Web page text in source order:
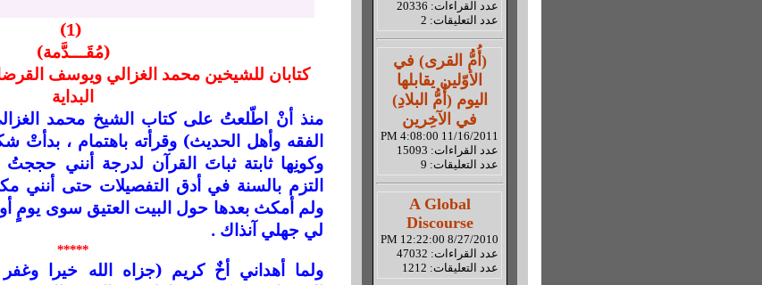
عدد القراءات: 20336
عدد التعليقات: 2
(أُمُّ القرى) في
الأوّلين يقابلها
اليوم (أُمُّ البلادِ)
في الآخِرين
11/16/2011 4:08:00 PM
عدد القراءات: 15093
عدد التعليقات: 9
A Global
Discourse
8/27/2010 12:22:00 PM
عدد القراءات: 47032
عدد التعليقات: 1212
(1)
(مُقَـــدَّمة)
كتابان للشيخين محمد الغزالي ويوسف
البداية
منذ أنْ اطّلعتُ على كتاب الشيخ محمد
الفقه وأهل الحديث) وقرأته باهتمام ، بدأتْ
ولم أمكث بعدها حول البيت العتيق سوى يومٍ أو
لي جهلي آنذاك .
*****
ولما أهداني أخٌ كريم (جزاه الله خيرا